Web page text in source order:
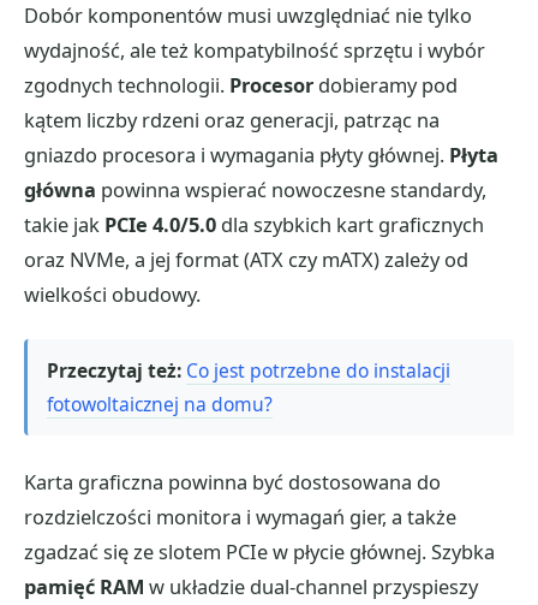
Dobór komponentów musi uwzględniać nie tylko
wydajność, ale też kompatybilność sprzętu i wybór
zgodnych technologii. Procesor dobieramy pod
kątem liczby rdzeni oraz generacji, patrząc na
gniazdo procesora i wymagania płyty głównej. Płyta
główna powinna wspierać nowoczesne standardy,
takie jak PCIe 4.0/5.0 dla szybkich kart graficznych
oraz NVMe, a jej format (ATX czy mATX) zależy od
wielkości obudowy.
Przeczytaj też: Co jest potrzebne do instalacji
fotowoltaicznej na domu?
Karta graficzna powinna być dostosowana do
rozdzielczości monitora i wymagań gier, a także
zgadzać się ze slotem PCIe w płycie głównej. Szybka
pamięć RAM w układzie dual-channel przyspieszy